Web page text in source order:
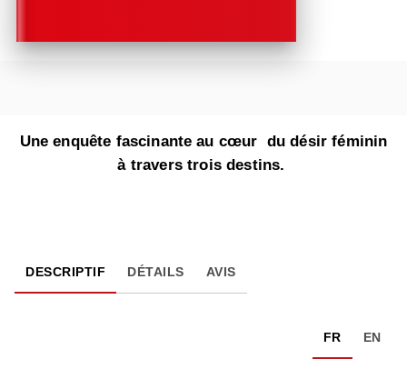
Une enquête fascinante au cœur du désir féminin
à travers trois destins.
DESCRIPTIF DÉTAILS AVIS
FR EN